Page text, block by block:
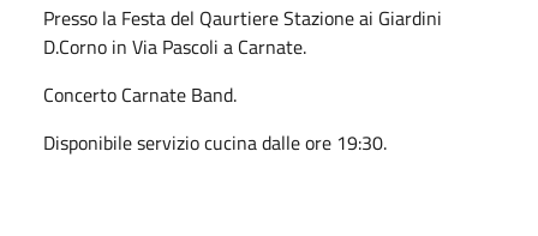
Presso la Festa del Qaurtiere Stazione ai Giardini
D.Corno in Via Pascoli a Carnate.
Concerto Carnate Band.
Disponibile servizio cucina dalle ore 19:30.